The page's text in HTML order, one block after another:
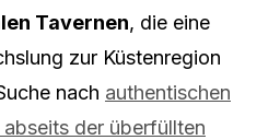
Tavernen, die eine
zur Küstenregion
nach authentischen
der überfüllten